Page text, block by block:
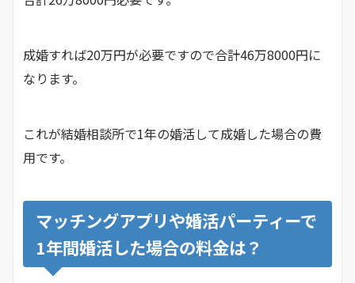
成婚すれば20万円が必要ですので合計46万8000円に
なります。
これが結婚相談所で1年の婚活して成婚した場合の費
用です。
マッチングアプリや婚活パーティーで
1年間婚活した場合の料金は？